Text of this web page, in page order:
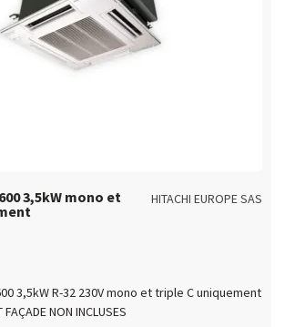
3,5kW mono et
HITACHI EUROPE SAS
3,5kW R-32 230V mono et triple C uniquement
NON INCLUSES